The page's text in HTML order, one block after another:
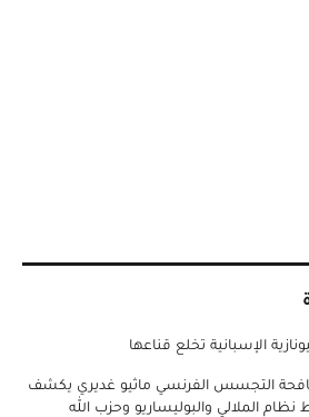
الإسبانية تخلع قناعها
التجسس الفرنسي ماثيو غديري يكشف
الملالي والبوليساريو وحزب الله